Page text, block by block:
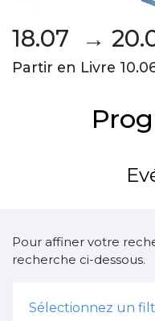
18.07 →
Partir en Livre
Pour affiner votre
recherche ci-dessous.
Sélectionnez un